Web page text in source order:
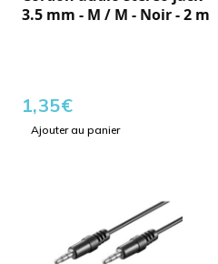
3.5 mm - M / M - Noir - 2 m
1,35€
Ajouter au panier